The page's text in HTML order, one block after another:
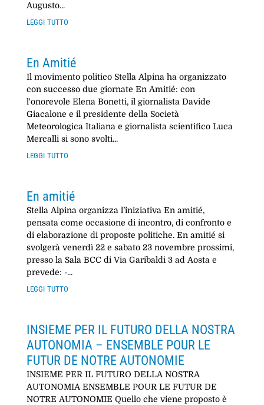
Augusto...
leggi tutto
En Amitié
Il movimento politico Stella Alpina ha organizzato
con successo due giornate En Amitié: con
l'onorevole Elena Bonetti, il giornalista Davide
Giacalone e il presidente della Società
Meteorologica Italiana e giornalista scientifico Luca
Mercalli si sono svolti...
leggi tutto
En amitié
Stella Alpina organizza l’iniziativa En amitié,
pensata come occasione di incontro, di confronto e
di elaborazione di proposte politiche. En amitié si
svolgerà venerdì 22 e sabato 23 novembre prossimi,
presso la Sala BCC di Via Garibaldi 3 ad Aosta e
prevede: -...
leggi tutto
INSIEME PER IL FUTURO DELLA NOSTRA
AUTONOMIA – ENSEMBLE POUR LE
FUTUR DE NOTRE AUTONOMIE
INSIEME PER IL FUTURO DELLA NOSTRA
AUTONOMIA ENSEMBLE POUR LE FUTUR DE
NOTRE AUTONOMIE Quello che viene proposto è